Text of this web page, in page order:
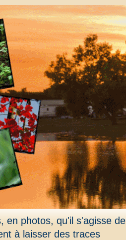
en photos, qu'il s'agisse
à laisser des traces